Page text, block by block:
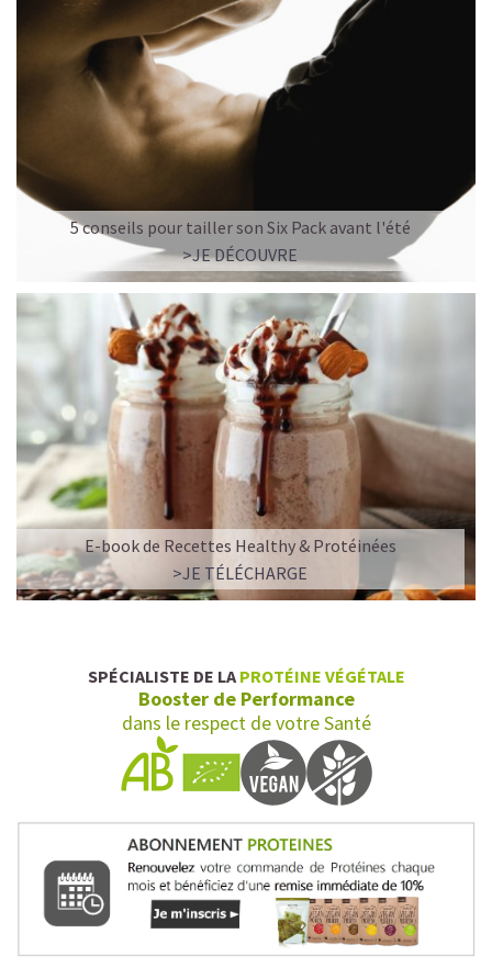
5 conseils pour tailler son Six Pack avant l'été
>JE DÉCOUVRE
E-book de Recettes Healthy & Protéinées
>JE TÉLÉCHARGE
SPÉCIALISTE DE LA PROTÉINE VÉGÉTALE
Booster de Performance
dans le respect de votre Santé